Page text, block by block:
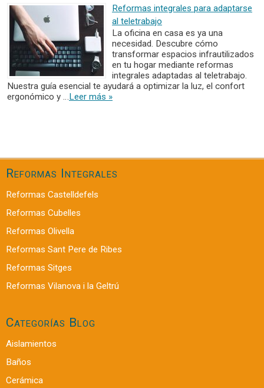
Reformas integrales para adaptarse
al teletrabajo
La oficina en casa es ya una
necesidad. Descubre cómo
transformar espacios infrautilizados
en tu hogar mediante reformas
integrales adaptadas al teletrabajo.
Nuestra guía esencial te ayudará a optimizar la luz, el confort
ergonómico y … Leer más »
Reformas Integrales
Reformas Castelldefels
Reformas Cubelles
Reformas Olivella
Reformas Sant Pere de Ribes
Reformas Sitges
Reformas Vilanova i la Geltrú
Categorías Blog
Aislamientos
Baños
Cerámica